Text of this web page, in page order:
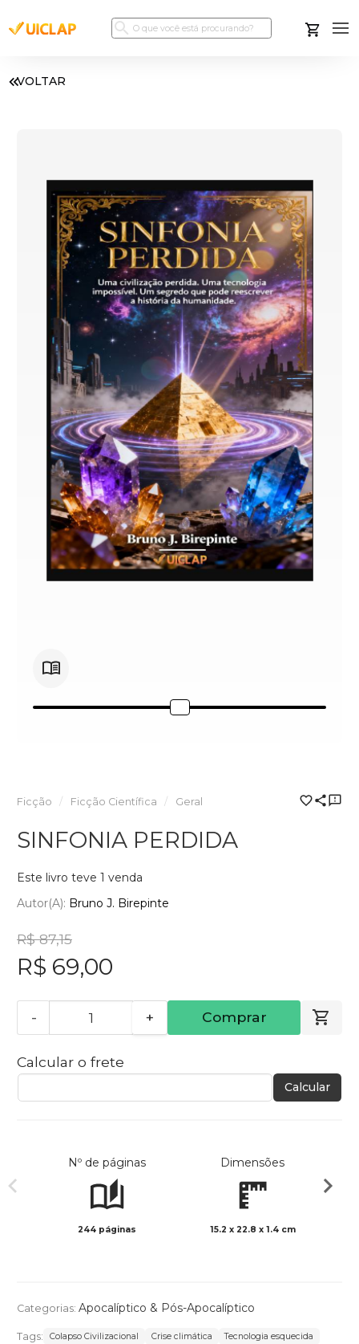
VOLTAR
Ficção Ficção Científica Geral
SINFONIA PERDIDA
Este livro teve 1 venda
Autor(a): Bruno J. Birepinte
R$ 87,15
R$ 69,00
- + Comprar
Calcular o frete
Calcular
Nº de páginas
244 páginas
Dimensões
15.2 x 22.8 x 1.4 cm
Categorias: Apocalíptico & Pós-Apocalíptico
Tags: Colapso Civilizacional Crise climática
Tecnologia esquecida